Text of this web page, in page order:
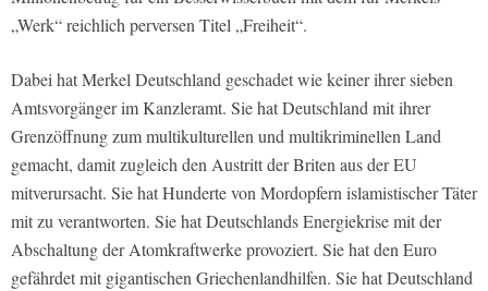
„Werk“ reichlich perversen Titel „Freiheit“.
Dabei hat Merkel Deutschland geschadet wie keiner ihrer sieben
Amtsvorgänger im Kanzleramt. Sie hat Deutschland mit ihrer
Grenzöffnung zum multikulturellen und multikriminellen Land
gemacht, damit zugleich den Austritt der Briten aus der EU
mitverursacht. Sie hat Hunderte von Mordopfern islamistischer Täter
mit zu verantworten. Sie hat Deutschlands Energiekrise mit der
Abschaltung der Atomkraftwerke provoziert. Sie hat den Euro
gefährdet mit gigantischen Griechenlandhilfen. Sie hat Deutschland